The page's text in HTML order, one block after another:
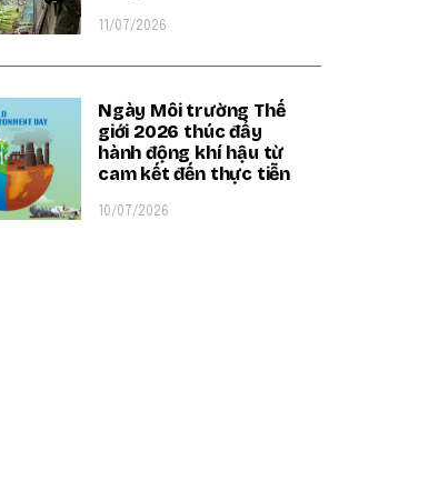
11/07/2026
Ngày Môi trường Thế
giới 2026 thúc đẩy
hành động khí hậu từ
cam kết đến thực tiễn
10/07/2026